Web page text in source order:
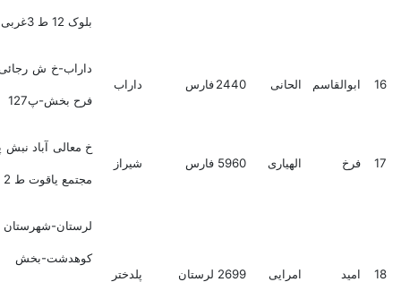
ابوالقاسم الحانی 2440 فارس
داراب-خ ش رجائی-ک ش
فرح بخش-پ127
فرخ 5960 فارس
خ معالی آباد نبش پزشکان
مجتمع یاقوت ط 2 واحد 5
امید 2699 لرستان
لرستان-شهرستان
کوهدشت-بخش